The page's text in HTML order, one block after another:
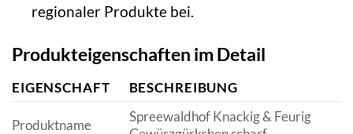
regionaler Produkte bei.
Produkteigenschaften im Detail
EIGENSCHAFT BESCHREIBUNG
Produktname
Spreewaldhof Knackig & Feurig